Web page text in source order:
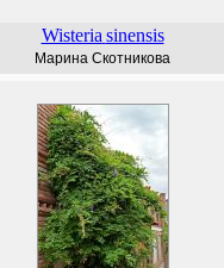
Wisteria sinensis
Марина Скотникова